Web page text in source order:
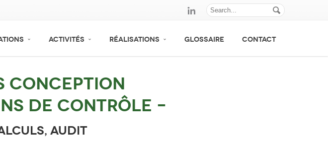
ACTIVITÉS RÉALISATIONS GLOSSAIRE CONTACT
conception
de contrôle –
Audit